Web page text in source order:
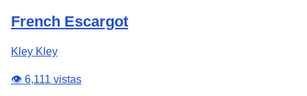
French Escargot
Kley Kley
👁️ 6,111 vistas